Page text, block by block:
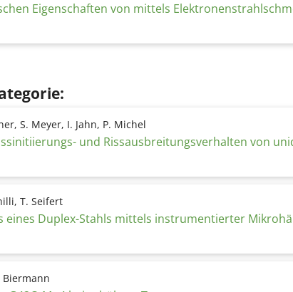
Eigenschaften von mittels
S. Meyer, I. Jahn, P. Michel
und Rissausbreitungsverhalten von
T. Seifert
eines Duplex-Stahls mittels instrumentierter
Biermann